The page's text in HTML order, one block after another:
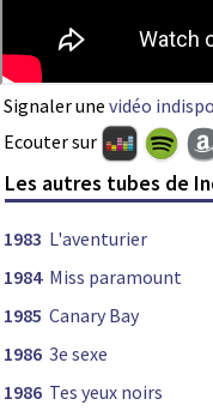
Signaler une vidéo
Ecouter sur
Les autres tubes de
1983 L'aventurier
1984 Miss paramount
1985 Canary Bay
1986 3e sexe
1986 Tes yeux noirs